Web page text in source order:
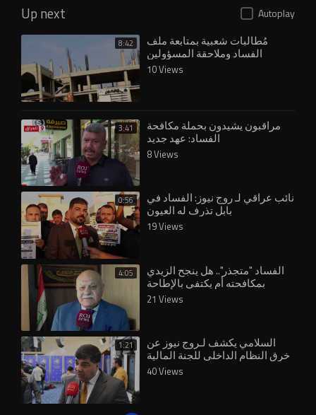
Up next Autoplay
8:42 مُطالبات شعبية بمتابعة ملف
الفساد وملاحقة المسؤولين
المتورطين بسرقة المال العام
10 Views
3:41 مراقبون يشيدون بحملة مكافحة
الفساد: عهد جديد
8 Views
0:56 نائب عراقي لـ روج نيوز: الفساد في
بابل تذرف له العيون
19 Views
4:05 الفساد "متجذر".. هل ينجح الزيدي
بمكافحته أم يكتفي بالإطاحة
بشخصيات محدودة؟
21 Views
1:21 السلامي يكشف لـروج نيوز عن
خرق النظام الداخلي للجنة المالية
40 Views